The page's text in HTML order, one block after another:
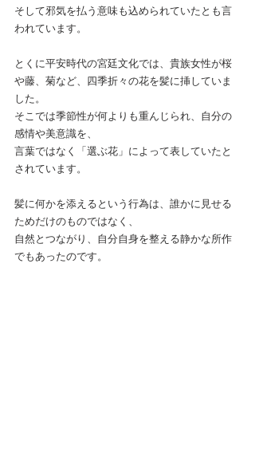
そして邪気を払う意味も込められていたとも言
われています。
とくに平安時代の宮廷文化では、貴族女性が桜
や藤、菊など、四季折々の花を髪に挿していま
した。
そこでは季節性が何よりも重んじられ、自分の
感情や美意識を、
言葉ではなく「選ぶ花」によって表していたと
されています。
髪に何かを添えるという行為は、誰かに見せる
ためだけのものではなく、
自然とつながり、自分自身を整える静かな所作
でもあったのです。